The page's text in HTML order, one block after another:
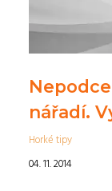
nářadí.
Horké tipy
04. 11. 2014